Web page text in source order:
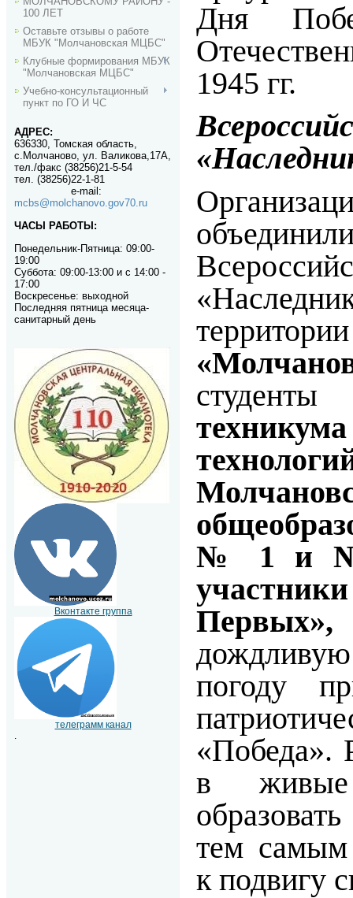
100 ЛЕТ
Оставьте отзывы о работе
МБУК "Молчановская МЦБС"
Клубные формирования МБУК
"Молчановская МЦБС"
Учебно-консультационный
пункт по ГО И ЧС
АДРЕС:
636330, Томская область,
с.Молчаново, ул. Валикова,17А,
тел./факс (38256)21-5-54
тел. (38256)22-1-81
e-mail :
mcbs@molchanovo.gov70.ru
ЧАСЫ РАБОТЫ:
Понедельник-Пятница: 09:00-
19:00
Суббота: 09:00-13:00 и с 14:00 -
17:00
Воскресенье: выходной
Последняя пятница месяца-
санитарный день
Вконтакте группа
телеграмм канал
.
Дня
1945 гг.
№ 1 и
Первых»,
погоду
«Победа».
в
тем самым
к подвигу